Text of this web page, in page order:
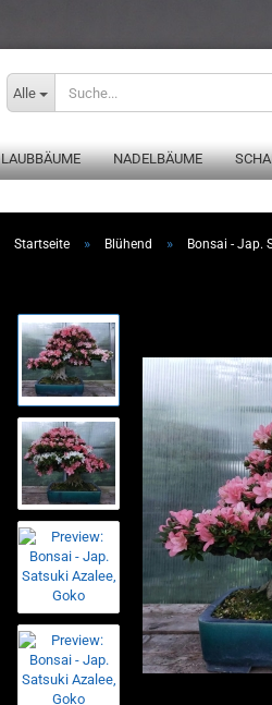
Alle
LAUBBÄUME NADELBÄUME
Startseite » Blühend » Bonsai - Jap.